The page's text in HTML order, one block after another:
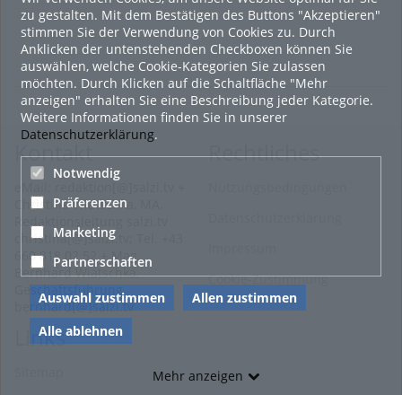
zu gestalten. Mit dem Bestätigen des Buttons "Akzeptieren"
stimmen Sie der Verwendung von Cookies zu. Durch
Anklicken der untenstehenden Checkboxen können Sie
auswählen, welche Cookie-Kategorien Sie zulassen
möchten. Durch Klicken auf die Schaltfläche "Mehr
anzeigen" erhalten Sie eine Beschreibung jeder Kategorie.
Weitere Informationen finden Sie in unserer
Datenschutzerklärung.
Notwendig
Präferenzen
Marketing
Partnerschaften
Auswahl zustimmen
Allen zustimmen
Alle ablehnen
Mehr anzeigen
Kontakt
Christina Wiatschka, MA,
Redaktionsleitung salzi.tv
christina[@]salzi.tv; Tel. +43
660 818 02 52 + Mag.
Bernhard Wiatschka,
Geschäftsführung
bernhard[@]salzi.tv
Rechtliches
Cookie-Zustimmung
Links